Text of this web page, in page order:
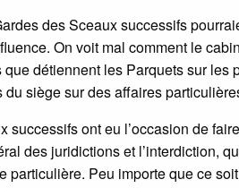
des Sceaux successifs
On voit mal comment le
détiennent les Parquets sur les
siège sur des affaires
successifs ont eu l’occasion de
des juridictions et l’interdiction,
particulière. Peu importe que ce